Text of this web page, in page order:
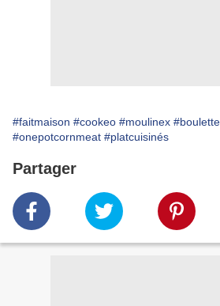
#faitmaison #cookeo #moulinex
#onepotcornmeat #platcuisinés
Partager